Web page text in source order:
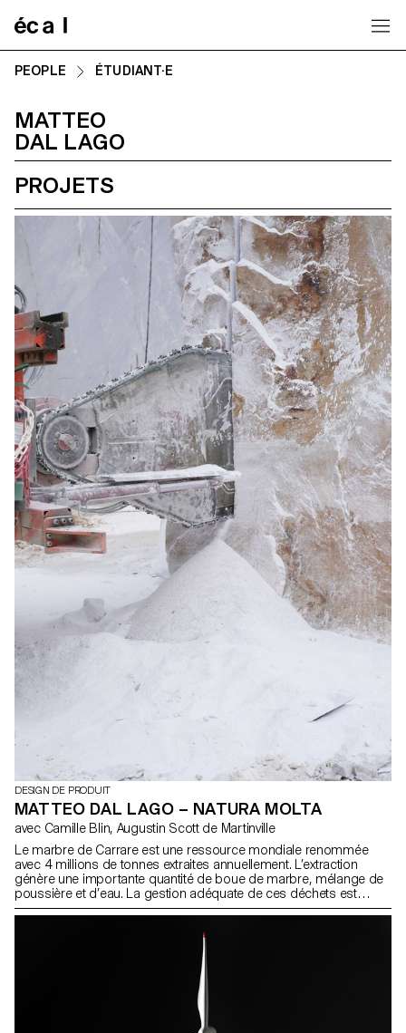
PEOPLE ÉTUDIANT·E
MATTEO
DAL LAGO
PROJETS
DESIGN DE PRODUIT
MATTEO DAL LAGO – NATURA MOLTA
avec Camille Blin, Augustin Scott de Martinville
Le marbre de Carrare est une ressource mondiale renommée
avec 4 millions de tonnes extraites annuellement. L’extraction
génère une importante quantité de boue de marbre, mélange de
poussière et d’eau. La gestion adéquate de ces déchets est
cruciale pour prévenir la pollution environnementale. Dans une
réévaluer ces déchets en une précieuse ressource. En
collaboration avec des entreprises locales, j’ai passé la majeure
partie du semestre à travailler sur place à Carrare. Cette recherche
met en avant le potentiel de la boue de marbre comme une
ressource précieuse plutôt qu’un matériau de déchet. Le résultat
présenté comprend une collection d’échantillons de matériaux et
la conception d’un banc entièrement réalisé en boue de marbre.